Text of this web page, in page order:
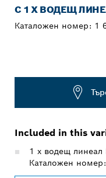
С 1 X ВОДЕЩ
Каталожен номер: 1
Included in this
1 x водещ линеал
Каталожен